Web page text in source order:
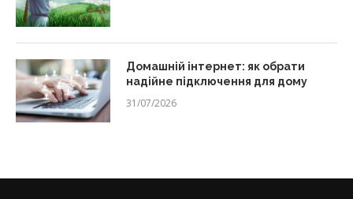
Домашній інтернет: як обрати
надійне підключення для дому
31/07/2026